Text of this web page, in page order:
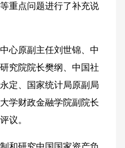
重点问题进行了补充说
原副主任刘世锦、中
究院院长樊纲、中国社
定、国家统计局原副局
学财政金融学院副院长
议。